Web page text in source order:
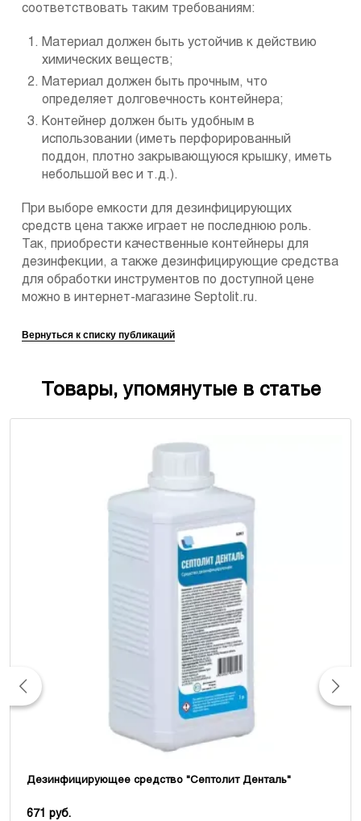
соответствовать таким требованиям:
Материал должен быть устойчив к действию
химических веществ;
Материал должен быть прочным, что
определяет долговечность контейнера;
Контейнер должен быть удобным в
использовании (иметь перфорированный
поддон, плотно закрывающуюся крышку, иметь
небольшой вес и т.д.).
При выборе емкости для дезинфицирующих
средств цена также играет не последнюю роль.
Так, приобрести качественные контейнеры для
дезинфекции, а также дезинфицирующие средства
для обработки инструментов по доступной цене
можно в интернет-магазине Septolit.ru.
Вернуться к списку публикаций
Товары, упомянутые в статье
Дезинфицирующее средство "Септолит Денталь"
671 руб.